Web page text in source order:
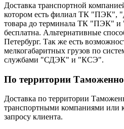
Доставка транспортной
котором есть филиал ТК "ПЭК",
товара до терминала ТК "ПЭК"
бесплатна. Альтернативные
Петербург. Так же есть
мелкогабаритных грузов по
службами "СДЭК" и "КСЭ".
По территории
Доставка по территории
транспортными компаниями или
запросу клиента.